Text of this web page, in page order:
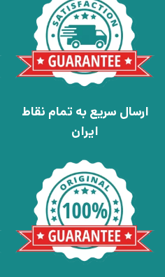
ارسال سریع به تمام نقاط
ایران